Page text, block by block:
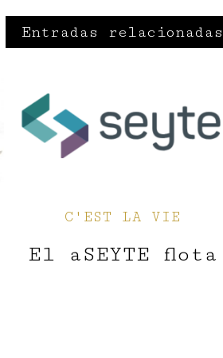
Entradas relacionadas
C'EST LA VIE
El aSEYTE flota